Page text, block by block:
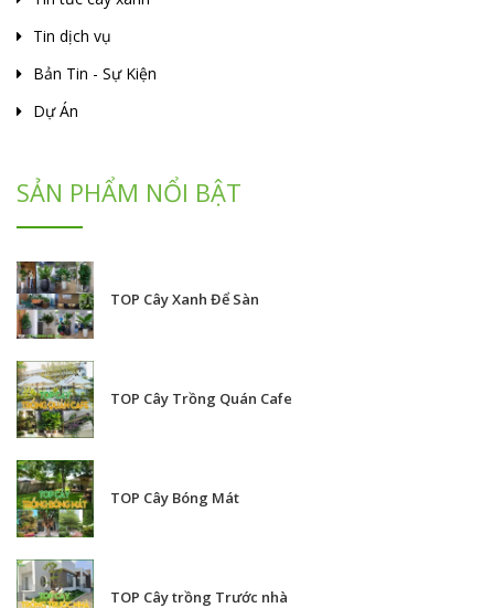
Tin dịch vụ
Bản Tin - Sự Kiện
Dự Án
SẢN PHẨM NỔI BẬT
TOP Cây Xanh Để Sàn
TOP Cây Trồng Quán Cafe
TOP Cây Bóng Mát
TOP Cây trồng Trước nhà